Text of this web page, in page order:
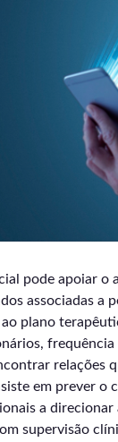
pode apoiar o
associadas a
ao plano
relações
em prever o
a
supervisão